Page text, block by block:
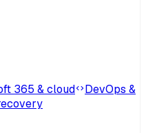
365 & cloud
DevOps &